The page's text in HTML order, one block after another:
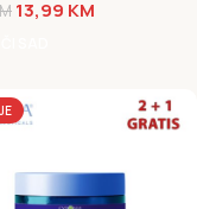
13,99 KM